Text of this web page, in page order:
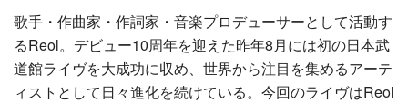
歌手・作曲家・作詞家・音楽プロデューサーとして活動す
るReol。デビュー10周年を迎えた昨年8月には初の日本武
道館ライヴを大成功に収め、世界から注目を集めるアーテ
ィストとして日々進化を続けている。今回のライヴはReol